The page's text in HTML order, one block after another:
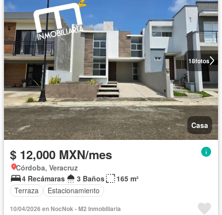
18fotos
Casa
$ 12,000 MXN/mes
Córdoba, Veracruz
4 Recámaras
3 Baños
165 m²
Terraza
Estacionamiento
10/04/2026 en NocNok - M2 Inmobiliaria